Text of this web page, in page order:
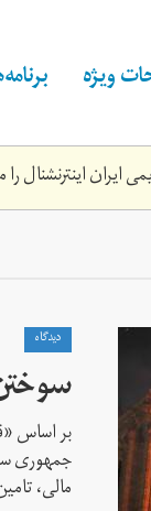
ویژه
اینترنشنال
دیدگاه
جمهوری
مالی،